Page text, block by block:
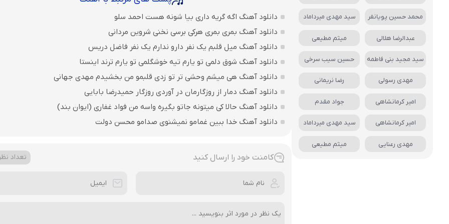
دانلود آهنگ اگه گریه داری بیا شونه هست احمد سلو
دانلود آهنگ بمری بمری هرکی برسی نخنی شروین مردانی
دانلود آهنگ میل قلبم یک نفر دارو ندارم یک نفر فاضل دریس
دانلود آهنگ شوق دلمی تو یارم تیه خوشگلمی تو یارم ترند اینستا
دانلود آهنگ هی میشم وحشی تر تو زدی قلبمو من بخشیدم مهدی جهانی
دانلود آهنگ دمار از روزگارمان در آوردی روزگار حمیدرضا بابایی
دانلود آهنگ حالا کی میتونه جاتو بگیره واسه من فواد غفاری (ایوان بند)
دانلود آهنگ خدا ببین غمامو نمیشنوی صدامو محسن دولت
کامنت خود را ارسال کنید تعداد
محمد حسین پویانفر سید مهدی میرداماد
عبدالرضا هلالی میثم مطیعی
سید مجید بنی فاطمه حسین سیب سرخی
مهدی رسولی رضا نریمانی
امیر کرمانشاهی جواد مقدم
امیر کرمانشاهی سید مهدی میرداماد
مهدی رعنایی میثم مطیعی